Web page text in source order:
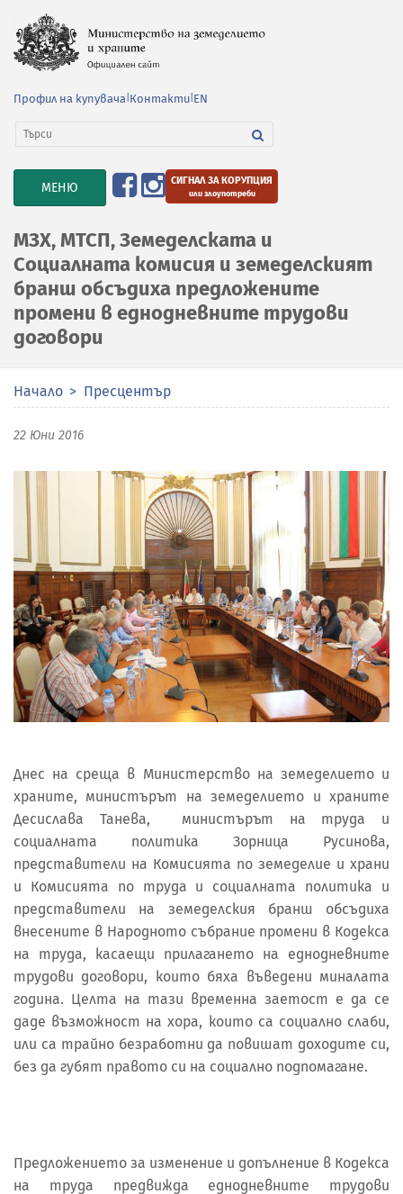
Профил на купувача Контакти EN
TOGGLE
NAVIGATION
МЕНЮ СИГНАЛ ЗА КОРУПЦИЯ
или злоупотреби
МЗХ, МТСП, Земеделската и
Социалната комисия и земеделският
бранш обсъдиха предложените
промени в еднодневните трудови
договори
Начало Пресцентър
22 Юни 2016
Днес на среща в Министерство на земеделието и
храните, министърът на земеделието и храните
Десислава Танева, министърът на труда и
социалната политика Зорница Русинова,
представители на Комисията по земеделие и храни
и Комисията по труда и социалната политика и
представители на земеделския бранш обсъдиха
внесените в Народното събрание промени в Кодекса
на труда, касаещи прилагането на еднодневните
трудови договори, които бяха въведени миналата
година. Целта на тази временна заетост е да се
даде възможност на хора, които са социално слаби,
или са трайно безработни да повишат доходите си,
без да губят правото си на социално подпомагане.
Предложението за изменение и допълнение в Кодекса
на труда предвижда еднодневните трудови